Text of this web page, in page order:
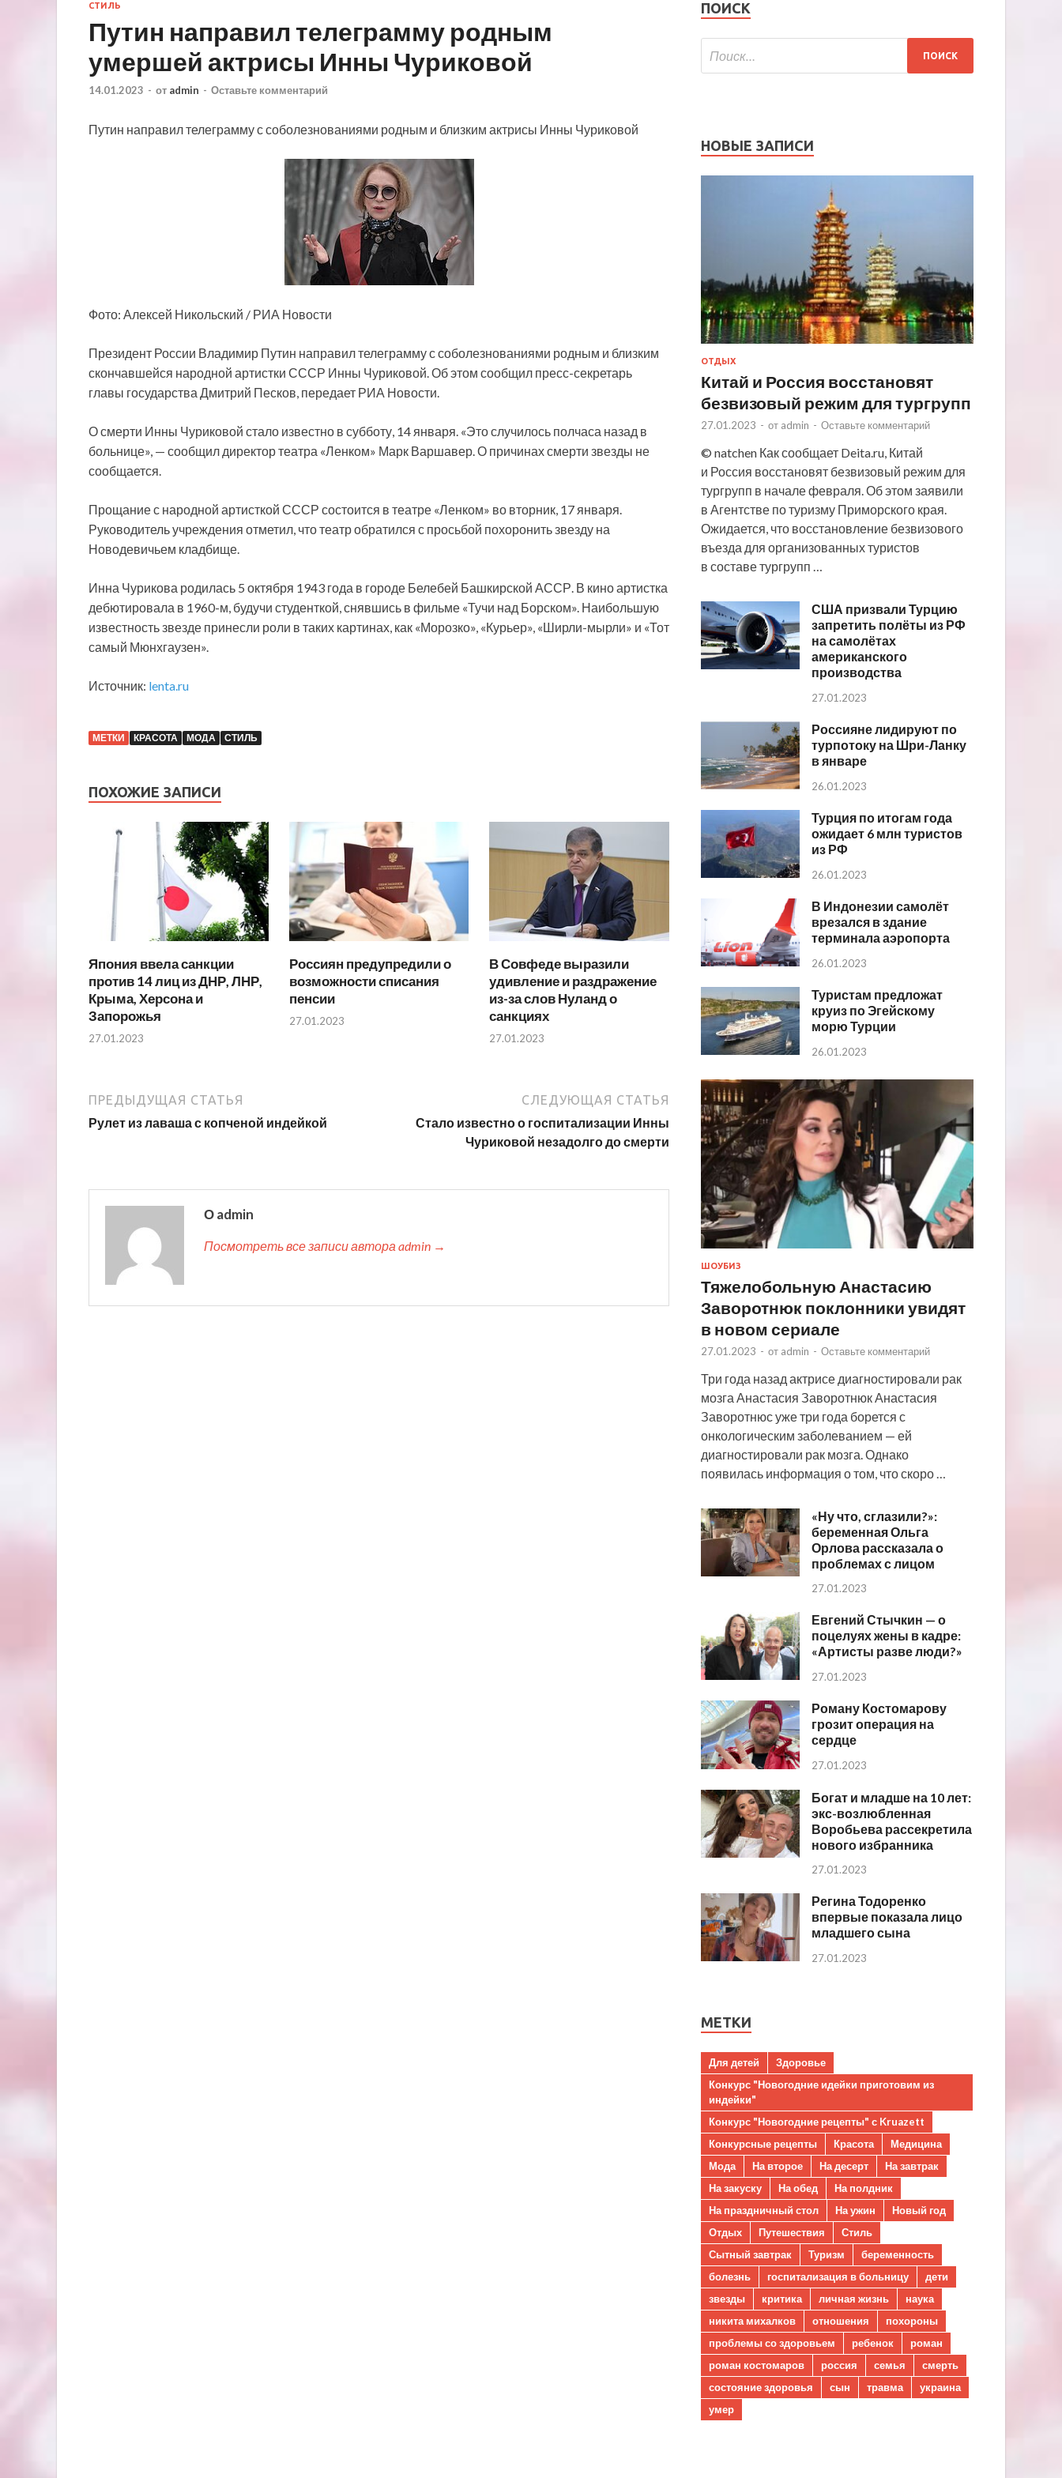
СТИЛЬ
Путин направил телеграмму родным
умершей актрисы Инны Чуриковой
14.01.2023 - от admin - Оставьте комментарий
Путин направил телеграмму с соболезнованиями родным и близким актрисы Инны Чуриковой
Фото: Алексей Никольский / РИА Новости
Президент России Владимир Путин направил телеграмму с соболезнованиями родным и близким
скончавшейся народной артистки СССР Инны Чуриковой. Об этом сообщил пресс-секретарь
главы государства Дмитрий Песков, передает РИА Новости.
О смерти Инны Чуриковой стало известно в субботу, 14 января. «Это случилось полчаса назад в
больнице», — сообщил директор театра «Ленком» Марк Варшавер. О причинах смерти звезды не
сообщается.
Прощание с народной артисткой СССР состоится в театре «Ленком» во вторник, 17 января.
Руководитель учреждения отметил, что театр обратился с просьбой похоронить звезду на
Новодевичьем кладбище.
Инна Чурикова родилась 5 октября 1943 года в городе Белебей Башкирской АССР. В кино артистка
дебютировала в 1960-м, будучи студенткой, снявшись в фильме «Тучи над Борском». Наибольшую
известность звезде принесли роли в таких картинах, как «Морозко», «Курьер», «Ширли-мырли» и «Тот
самый Мюнхгаузен».
Источник: lenta.ru
МЕТКИ КРАСОТА МОДА СТИЛЬ
ПОХОЖИЕ ЗАПИСИ
Япония ввела санкции
против 14 лиц из ДНР, ЛНР,
Крыма, Херсона и
Запорожья
27.01.2023
Россиян предупредили о
возможности списания
пенсии
27.01.2023
В Совфеде выразили
удивление и раздражение
из-за слов Нуланд о
санкциях
27.01.2023
ПРЕДЫДУЩАЯ СТАТЬЯ
Рулет из лаваша с копченой индейкой
СЛЕДУЮЩАЯ СТАТЬЯ
Стало известно о госпитализации Инны
Чуриковой незадолго до смерти
О admin
Посмотреть все записи автора admin →
ПОИСК
НОВЫЕ ЗАПИСИ
ОТДЫХ
Китай и Россия восстановят
безвизовый режим для тургрупп
27.01.2023 - от admin - Оставьте комментарий
© natchen Как сообщает Deita.ru, Китай
и Россия восстановят безвизовый режим для
тургрупп в начале февраля. Об этом заявили
в Агентстве по туризму Приморского края.
Ожидается, что восстановление безвизового
въезда для организованных туристов
в составе тургрупп …
США призвали Турцию
запретить полёты из РФ
на самолётах
американского
производства
27.01.2023
Россияне лидируют по
турпотоку на Шри-Ланку
в январе
26.01.2023
Турция по итогам года
ожидает 6 млн туристов
из РФ
26.01.2023
В Индонезии самолёт
врезался в здание
терминала аэропорта
26.01.2023
Туристам предложат
круиз по Эгейскому
морю Турции
26.01.2023
ШОУБИЗ
Тяжелобольную Анастасию
Заворотнюк поклонники увидят
в новом сериале
27.01.2023 - от admin - Оставьте комментарий
Три года назад актрисе диагностировали рак
мозга Анастасия Заворотнюк Анастасия
Заворотнюс уже три года борется с
онкологическим заболеванием — ей
диагностировали рак мозга. Однако
появилась информация о том, что скоро …
«Ну что, сглазили?»:
беременная Ольга
Орлова рассказала о
проблемах с лицом
27.01.2023
Евгений Стычкин — о
поцелуях жены в кадре:
«Артисты разве люди?»
27.01.2023
Роману Костомарову
грозит операция на
сердце
27.01.2023
Богат и младше на 10 лет:
экс-возлюбленная
Воробьева рассекретила
нового избранника
27.01.2023
Регина Тодоренко
впервые показала лицо
младшего сына
27.01.2023
МЕТКИ
Для детей
Здоровье
Конкурс "Новогодние идейки приготовим из
индейки"
Конкурс "Новогодние рецепты" с Kruazett
Конкурсные рецепты
Красота
Медицина
Мода
На второе На десерт
На завтрак
На закуску
На обед
На полдник
На праздничный стол
На ужин
Новый год
Отдых
Путешествия
Стиль
Сытный завтрак
Туризм
беременность
болезнь
госпитализация в больницу
дети
звезды
критика личная жизнь
наука
никита михалков
отношения
похороны
проблемы со здоровьем
ребенок
роман
роман костомаров
россия семья
смерть
состояние здоровья
сын травма
украина
умер